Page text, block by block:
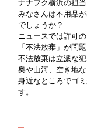
ナナフク横浜の担当
みなさんは不用品
でしょうか？
ニュースでは許可
「不法放棄」が問
不法放棄は立派な
奥や山河、空き地
身近なところでゴ
す。